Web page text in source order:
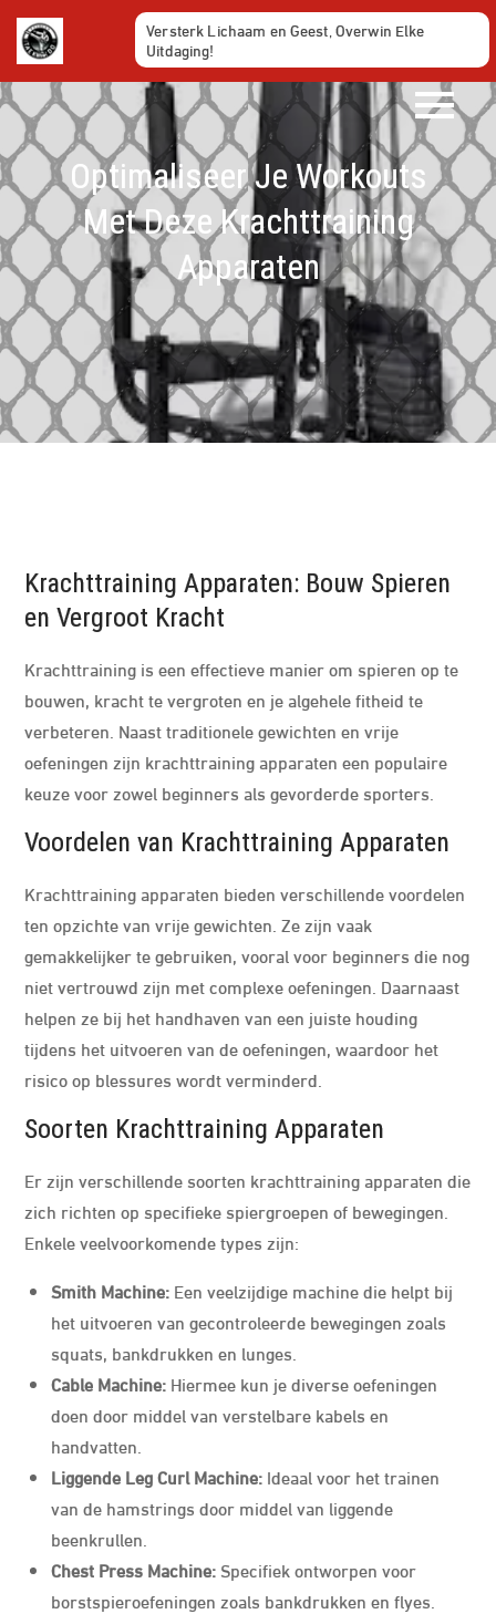
Ga
naar
de
inhoud
Versterk Lichaam en Geest, Overwin Elke
Uitdaging!
Optimaliseer Je Workouts
Met Deze Krachttraining
Apparaten
Krachttraining Apparaten: Bouw Spieren
en Vergroot Kracht
Krachttraining is een effectieve manier om spieren op te
bouwen, kracht te vergroten en je algehele fitheid te
verbeteren. Naast traditionele gewichten en vrije
oefeningen zijn krachttraining apparaten een populaire
keuze voor zowel beginners als gevorderde sporters.
Voordelen van Krachttraining Apparaten
Krachttraining apparaten bieden verschillende voordelen
ten opzichte van vrije gewichten. Ze zijn vaak
gemakkelijker te gebruiken, vooral voor beginners die nog
niet vertrouwd zijn met complexe oefeningen. Daarnaast
helpen ze bij het handhaven van een juiste houding
tijdens het uitvoeren van de oefeningen, waardoor het
risico op blessures wordt verminderd.
Soorten Krachttraining Apparaten
Er zijn verschillende soorten krachttraining apparaten die
zich richten op specifieke spiergroepen of bewegingen.
Enkele veelvoorkomende types zijn:
Smith Machine: Een veelzijdige machine die helpt bij
het uitvoeren van gecontroleerde bewegingen zoals
squats, bankdrukken en lunges.
Cable Machine: Hiermee kun je diverse oefeningen
doen door middel van verstelbare kabels en
handvatten.
Liggende Leg Curl Machine: Ideaal voor het trainen
van de hamstrings door middel van liggende
beenkrullen.
Chest Press Machine: Specifiek ontworpen voor
borstspieroefeningen zoals bankdrukken en flyes.